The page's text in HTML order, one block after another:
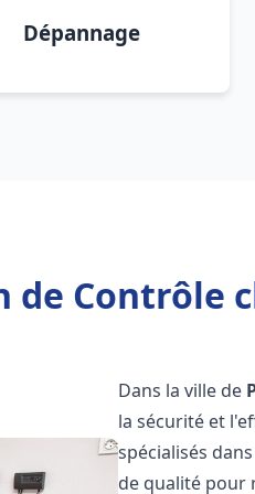
Dépannage
de Contrôle
Dans la ville de
la sécurité et
spécialisés
de qualité pour